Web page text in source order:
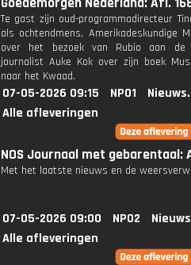
Te gast zijn oud-programmadirecteur
als ochtendmens, Amerikadeskundige
over het bezoek van Rubio aan de
journalist Auke Kok over zijn boek
naar het Kwaad.
07-05-2026 09:15 NPO1
Alle afleveringen
NOS Journaal met gebarentaal:
Met het laatste nieuws en de
07-05-2026 09:00 NPO2
Alle afleveringen